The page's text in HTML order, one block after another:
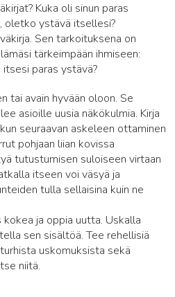
Kuka oli sinun paras
oletko ystävä itsellesi?
Sen tarkoituksena on
tärkeimpään ihmiseen:
paras ystävä?
tai avain hyvään oloon. Se
asioille uusia näkökulmia. Kirja
seuraavan askeleen ottaminen
pohjaan liian kovissa
tutustumisen suloiseen virtaan
itseen voi väsyä ja
tulla sellaisina kuin ne
ja oppia uutta. Uskalla
sen sisältöä. Tee rehellisiä
uskomuksista sekä
niitä.